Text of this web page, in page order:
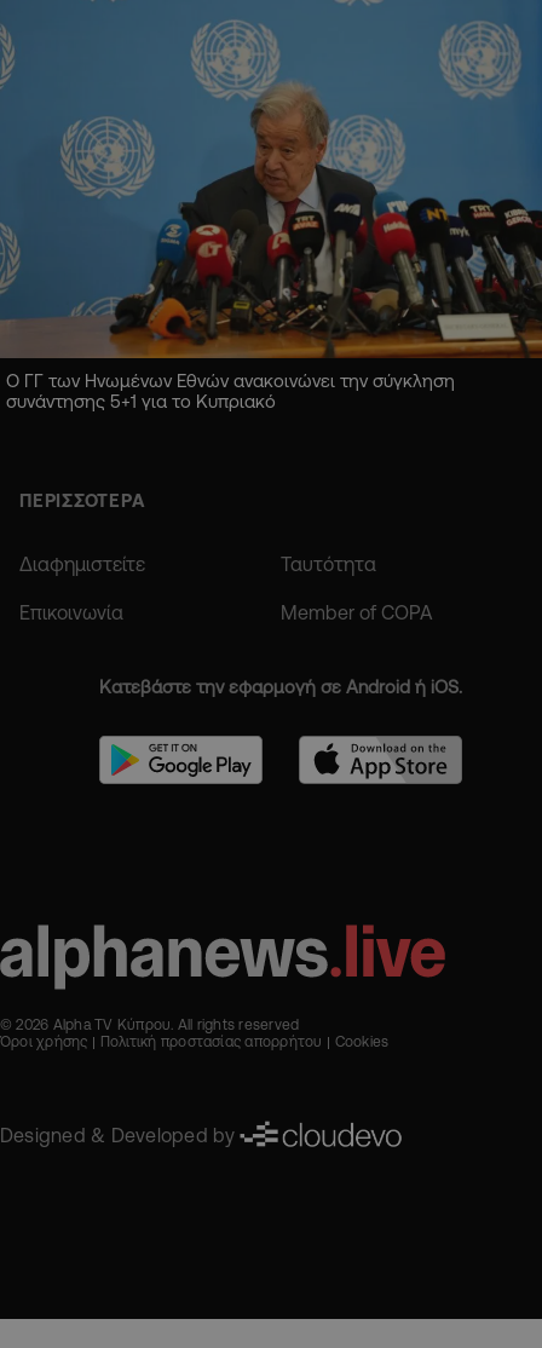
Ο ΓΓ των Ηνωμένων Εθνών ανακοινώνει την σύγκληση
συνάντησης 5+1 για το Κυπριακό
ΠΕΡΙΣΣΟΤΕΡΑ
Διαφημιστείτε Ταυτότητα
Επικοινωνία Member of COPA
Κατεβάστε την εφαρμογή σε Android ή iOS.
© 2026 Alpha TV Κύπρου. All rights reserved
Όροι χρήσης
Πολιτική προστασίας απορρήτου Cookies
Designed & Developed by